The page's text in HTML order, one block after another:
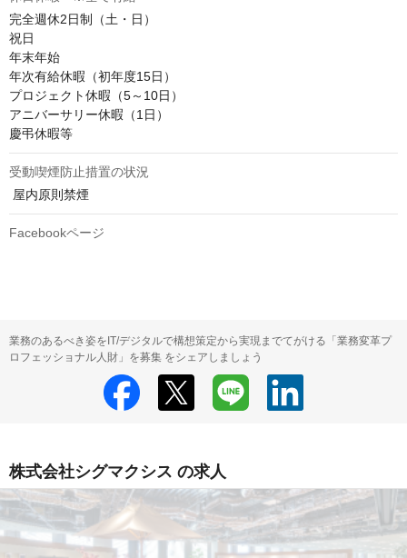
完全週休2日制（土・日）
祝日
年末年始
年次有給休暇（初年度15日）
プロジェクト休暇（5～10日）
アニバーサリー休暇（1日）
慶弔休暇等
受動喫煙防止措置の状況
屋内原則禁煙
Facebookページ
業務のあるべき姿をIT/デジタルで構想策定から実現までてがける「業務変革プ
ロフェッショナル人財」を募集 をシェアしましょう
株式会社シグマクシス の求人